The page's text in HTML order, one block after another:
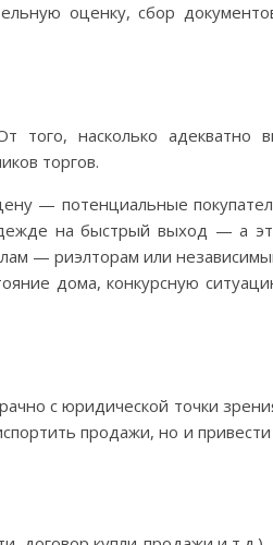
оценку, сбор
насколько адекватно
торгов.
— потенциальные
на быстрый выход — а
— риэлторам или
дома, конкурсную
с юридической точки
продажи, но и привести